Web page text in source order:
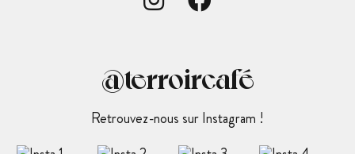
@terroircafé
Retrouvez-nous sur Instagram !